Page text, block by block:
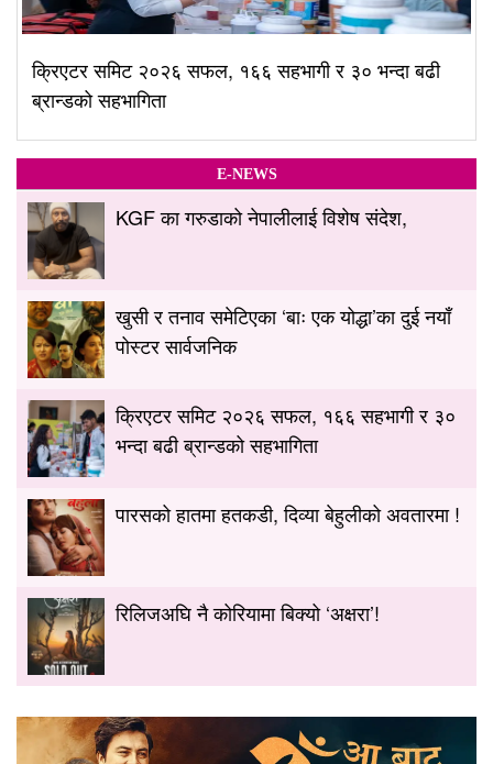
क्रिएटर समिट २०२६ सफल, १६६ सहभागी र ३० भन्दा बढी
ब्रान्डको सहभागिता
E-NEWS
KGF का गरुडाको नेपालीलाई विशेष संदेश,
खुसी र तनाव समेटिएका ‘बाः एक योद्धा’का दुई नयाँ
पोस्टर सार्वजनिक
क्रिएटर समिट २०२६ सफल, १६६ सहभागी र ३०
भन्दा बढी ब्रान्डको सहभागिता
पारसको हातमा हतकडी, दिव्या बेहुलीको अवतारमा !
रिलिजअघि नै कोरियामा बिक्यो ‘अक्षरा’!